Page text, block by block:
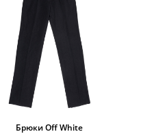
Брюки Off White